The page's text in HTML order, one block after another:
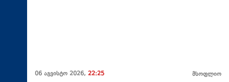
06 აგვისტო 2026, 22:25 მსოფლიო